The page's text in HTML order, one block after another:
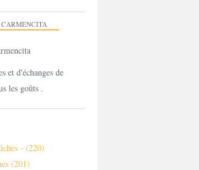
et d'échanges de
les goûts .
- (220)
(201)